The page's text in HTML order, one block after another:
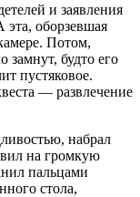
и заявления
оборзевшая
Потом,
замнут, будто его
пустяковое.
— развлечение
набрал
на громкую
пальцами
стола,